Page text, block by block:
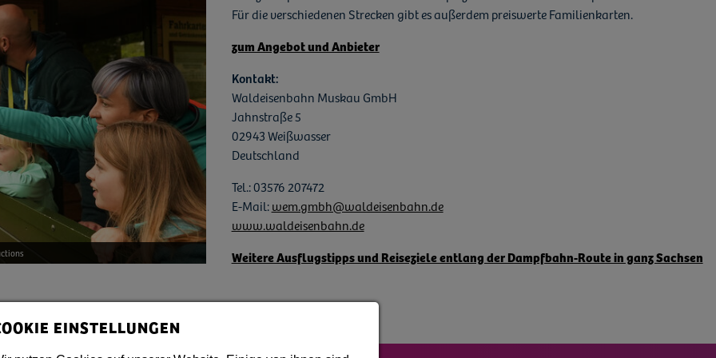
Für die verschiedenen Strecken gibt es außerdem preiswerte Familienkarten.
zum Angebot und Anbieter
Kontakt:
Waldeisenbahn Muskau GmbH
Jahnstraße 5
02943 Weißwasser
Deutschland
Tel.: 03576 207472
E-Mail:wem.gmbh@waldeisenbahn.de
www.waldeisenbahn.de
Weitere Ausflugstipps und Reiseziele entlang der Dampfbahn-Route in ganz Sachsen
EINSTELLUNGEN